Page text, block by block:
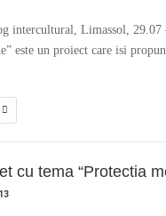
intercultural, Limassol,
este un proiect care isi
cu tema “Protectia